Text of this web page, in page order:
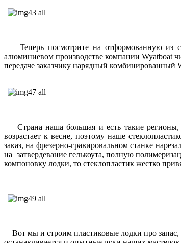
Теперь посмотрите на отформованную из
алюминиевом производстве компании Wyatboat
передаче заказчику нарядный
Страна наша большая и есть такие регионы,
возрастает к весне, поэтому наше
заказ, на фрезерно-гравировальном станке
на затвердевание гелькоута, полную
компоновку лодки, то стеклопластик жестко
Вот мы и строим пластиковые лодки про запас,